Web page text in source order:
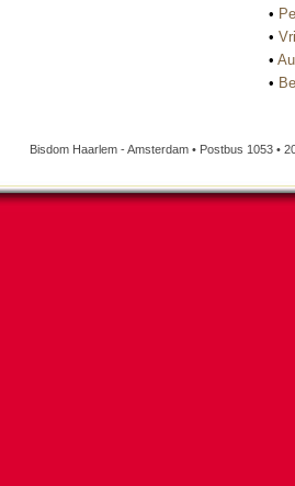
•
•
•
•
Bisdom Haarlem - Amsterdam • Postbus 1053 •